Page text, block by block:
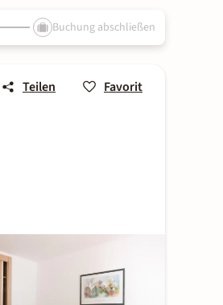
Buchung abschließen
Teilen Favorit